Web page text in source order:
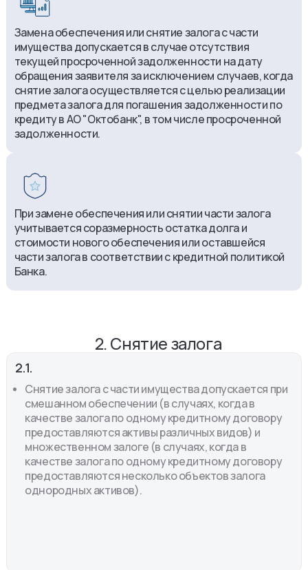
Замена обеспечения или снятие залога с части
имущества допускается в случае отсутствия
текущей просроченной задолженности на дату
обращения заявителя за исключением случаев, когда
снятие залога осуществляется с целью реализации
предмета залога для погашения задолженности по
кредиту в АО "Октобанк", в том числе просроченной
задолженности.
При замене обеспечения или снятии части залога
учитывается соразмерность остатка долга и
стоимости нового обеспечения или оставшейся
части залога в соответствии с кредитной политикой
Банка.
2. Снятие залога
2.1.
Снятие залога с части имущества допускается при
смешанном обеспечении (в случаях, когда в
качестве залога по одному кредитному договору
предоставляются активы различных видов) и
множественном залоге (в случаях, когда в
качестве залога по одному кредитному договору
предоставляются несколько объектов залога
однородных активов).